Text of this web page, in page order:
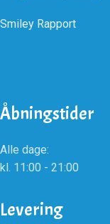
Smiley Rapport
Åbningstider
Alle dage:
kl. 11:00 - 21:00
Levering